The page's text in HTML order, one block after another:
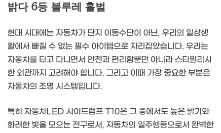
밝다 6등 블루레 홑벌
현대 시대에는 자동차가 단지 이동수단이 아닌, 우리의 일상생
활에서 빠질 수 없는 필수 아이템으로 자리잡았습니다. 우리는
자동차를 타고 다니면서 안전과 편리함뿐만 아니라 스타일리시
한 외관까지 고려해야 합니다. 그리고 이때 가장 중요한 부분은
자동차의 조명 시스템입니다.
특히 자동차LED 사이드램프 T10은 그 중에서도 높은 밝기와
화려한 빛을 모으는 전구로서, 자동차의 일주행등으로서 완벽한